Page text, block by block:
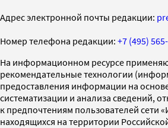
Адрес электронной почты редакции:
Номер телефона редакции: +7 (495)
На информационном ресурсе
рекомендательные технологии
предоставления информации на
систематизации и анализа сведений,
к предпочтениям пользователей сети
находящихся на территории